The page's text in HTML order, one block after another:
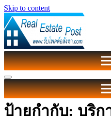
Skip to content
ป้ายกำกับ: บริก